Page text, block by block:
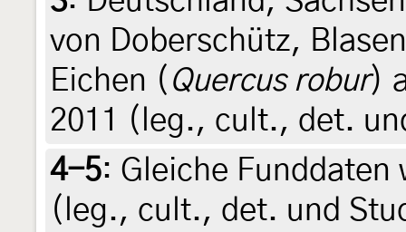
von Doberschütz,
Eichen ( Quercus robur)
2011 (leg., cult., det.
4-5: Gleiche Funddaten
(leg., cult., det. und